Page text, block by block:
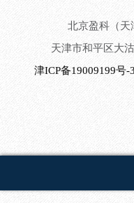
北京盈科（天
天津市和平区大
津ICP备19009199号-3